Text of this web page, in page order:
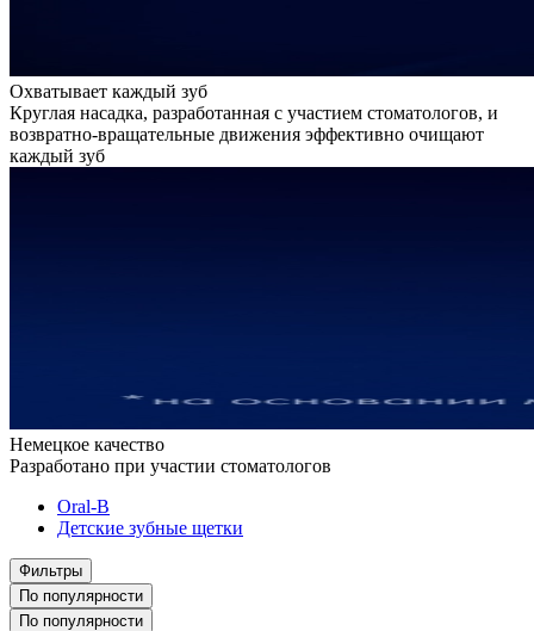
Охватывает каждый зуб
Круглая насадка, разработанная с участием стоматологов, и
возвратно-вращательные движения эффективно очищают
каждый зуб
Немецкое качество
Разработано при участии стоматологов
Oral-B
Детские зубные щетки
Фильтры
По популярности
По популярности